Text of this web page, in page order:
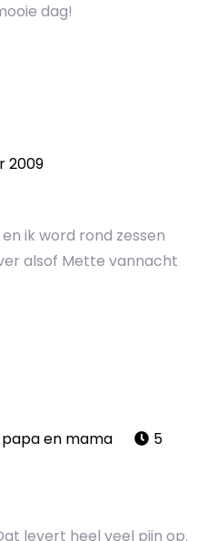
dag!
2009
ik word rond zessen
alsof Mette vannacht
papa en mama
5
levert heel veel pijn op.